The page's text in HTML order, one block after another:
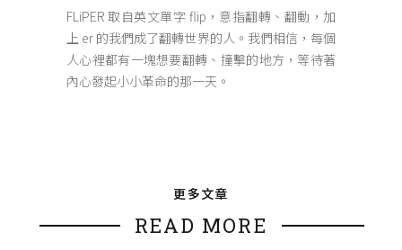
FLiPER 取自英文單字 flip，意指翻轉、翻動，加
上 er 的我們成了翻轉世界的人。我們相信，每個
人心裡都有一塊想要翻轉、撞擊的地方，等待著
內心發起小小革命的那一天。
更多文章
READ MORE